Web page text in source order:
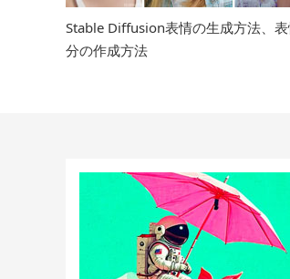
AIグラビア画像を生成する方法・お
めのツールまとめ